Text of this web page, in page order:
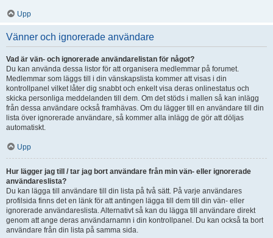
Upp
Vänner och ignorerade användare
Vad är vän- och ignorerade användarelistan för något?
Du kan använda dessa listor för att organisera medlemmar på forumet.
Medlemmar som läggs till i din vänskapslista kommer att visas i din
kontrollpanel vilket låter dig snabbt och enkelt visa deras onlinestatus och
skicka personliga meddelanden till dem. Om det stöds i mallen så kan inlägg
från dessa användare också framhävas. Om du lägger till en användare till din
lista över ignorerade användare, så kommer alla inlägg de gör att döljas
automatiskt.
Upp
Hur lägger jag till / tar jag bort användare från min vän- eller ignorerade
användareslista?
Du kan lägga till användare till din lista på två sätt. På varje användares
profilsida finns det en länk för att antingen lägga till dem till din vän- eller
ignorerade användareslista. Alternativt så kan du lägga till användare direkt
genom att ange deras användarnamn i din kontrollpanel. Du kan också ta bort
användare från din lista på samma sida.